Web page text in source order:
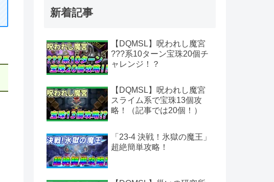
新着記事
【DQMSL】呪われし魔宮
???系10ターン宝珠20個チ
ャレンジ！？
【DQMSL】呪われし魔宮
スライム系で宝珠13個攻
略！（記事では20個！）
「23-4 決戦！氷獄の魔王」
超絶簡単攻略！